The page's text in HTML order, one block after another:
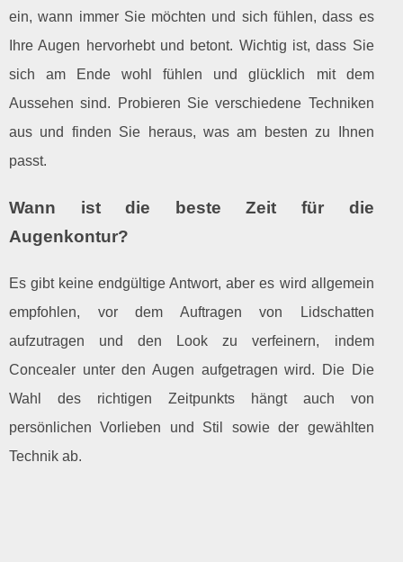
ein, wann immer Sie möchten und sich fühlen, dass es
Ihre Augen hervorhebt und betont. Wichtig ist, dass Sie
sich am Ende wohl fühlen und glücklich mit dem
Aussehen sind. Probieren Sie verschiedene Techniken
aus und finden Sie heraus, was am besten zu Ihnen
passt.
Wann ist die beste Zeit für die
Augenkontur?
Es gibt keine endgültige Antwort, aber es wird allgemein
empfohlen, vor dem Auftragen von Lidschatten
aufzutragen und den Look zu verfeinern, indem
Concealer unter den Augen aufgetragen wird. Die Die
Wahl des richtigen Zeitpunkts hängt auch von
persönlichen Vorlieben und Stil sowie der gewählten
Technik ab.